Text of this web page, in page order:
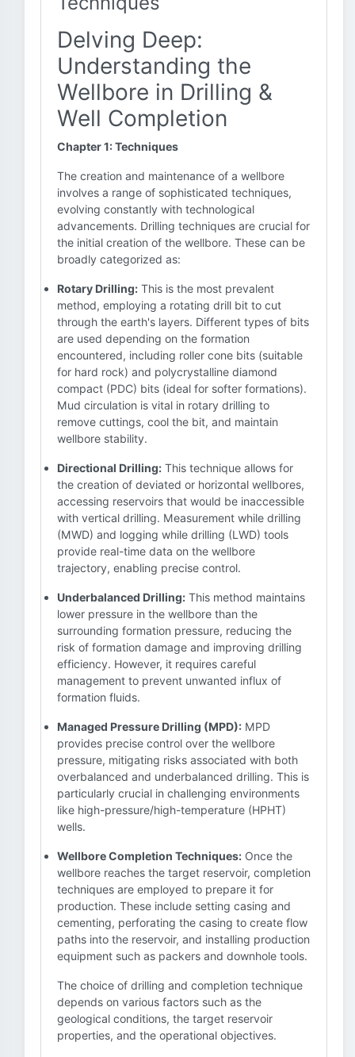
Delving Deep:
Understanding the
Wellbore in Drilling &
Well Completion
Chapter 1: Techniques
The creation and maintenance of a wellbore
involves a range of sophisticated techniques,
evolving constantly with technological
advancements. Drilling techniques are crucial for
the initial creation of the wellbore. These can be
broadly categorized as:
Rotary Drilling: This is the most prevalent
method, employing a rotating drill bit to cut
through the earth's layers. Different types of bits
are used depending on the formation
encountered, including roller cone bits (suitable
for hard rock) and polycrystalline diamond
compact (PDC) bits (ideal for softer formations).
Mud circulation is vital in rotary drilling to
remove cuttings, cool the bit, and maintain
wellbore stability.
Directional Drilling: This technique allows for
the creation of deviated or horizontal wellbores,
accessing reservoirs that would be inaccessible
with vertical drilling. Measurement while drilling
(MWD) and logging while drilling (LWD) tools
provide real-time data on the wellbore
trajectory, enabling precise control.
Underbalanced Drilling: This method maintains
lower pressure in the wellbore than the
surrounding formation pressure, reducing the
risk of formation damage and improving drilling
efficiency. However, it requires careful
management to prevent unwanted influx of
formation fluids.
Managed Pressure Drilling (MPD): MPD
provides precise control over the wellbore
pressure, mitigating risks associated with both
overbalanced and underbalanced drilling. This is
particularly crucial in challenging environments
like high-pressure/high-temperature (HPHT)
wells.
Wellbore Completion Techniques: Once the
wellbore reaches the target reservoir, completion
techniques are employed to prepare it for
production. These include setting casing and
cementing, perforating the casing to create flow
paths into the reservoir, and installing production
equipment such as packers and downhole tools.
The choice of drilling and completion technique
depends on various factors such as the
geological conditions, the target reservoir
properties, and the operational objectives.